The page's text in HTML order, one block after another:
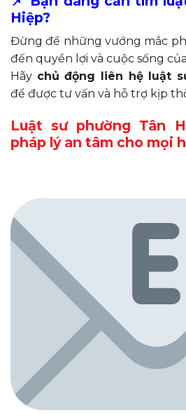
Hiệp?
Đừng để những vướng mắc
đến quyền lợi và cuộc sống
Hãy chủ động liên hệ luật
để được tư vấn và hỗ trợ kịp
Luật sư phường Tân
pháp lý an tâm cho mọi